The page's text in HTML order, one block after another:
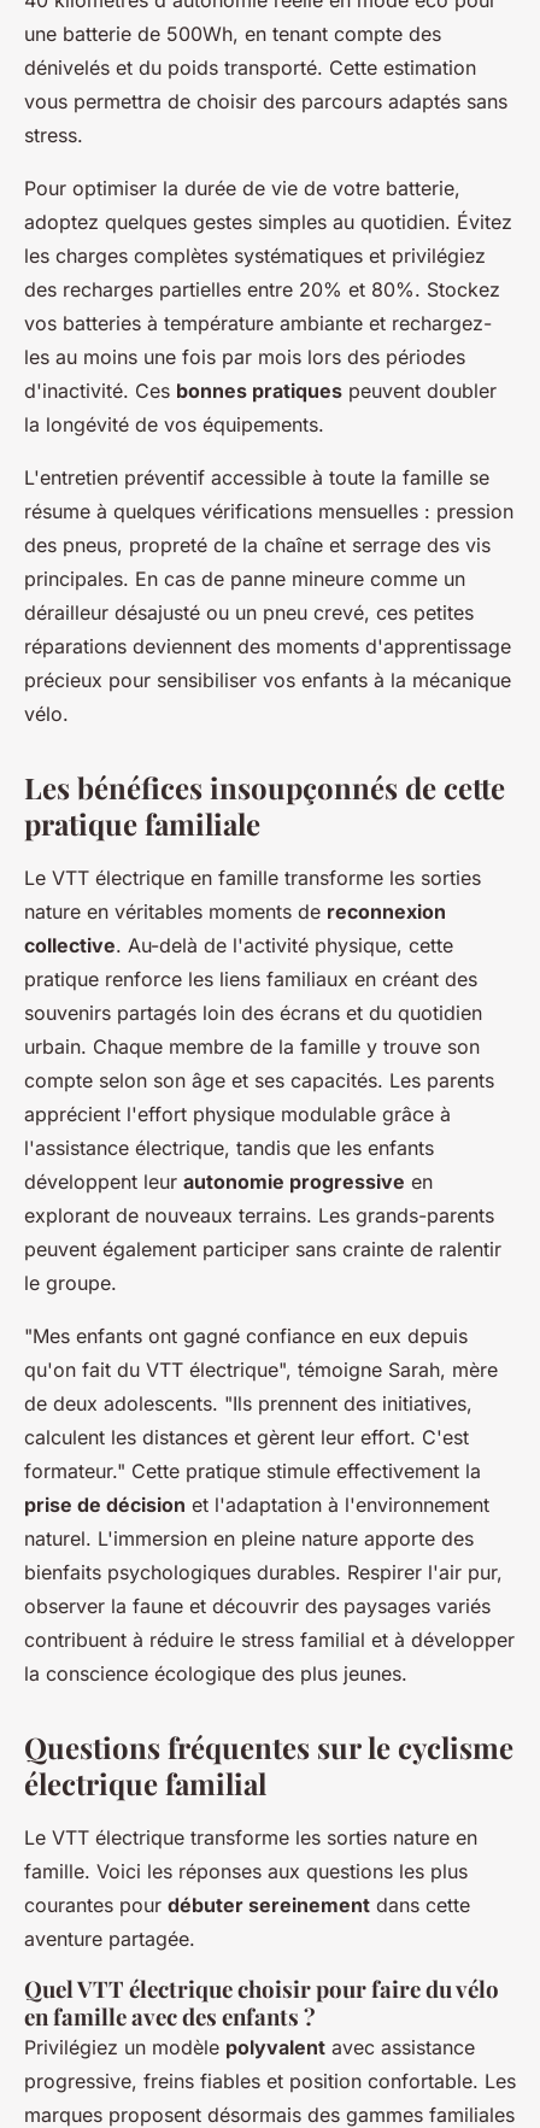
une batterie de 500Wh, en tenant compte des
dénivelés et du poids transporté. Cette estimation
vous permettra de choisir des parcours adaptés sans
stress.
Pour optimiser la durée de vie de votre batterie,
adoptez quelques gestes simples au quotidien. Évitez
les charges complètes systématiques et privilégiez
des recharges partielles entre 20% et 80%. Stockez
vos batteries à température ambiante et rechargez-
les au moins une fois par mois lors des périodes
d'inactivité. Ces bonnes pratiques peuvent doubler
la longévité de vos équipements.
L'entretien préventif accessible à toute la famille se
résume à quelques vérifications mensuelles : pression
des pneus, propreté de la chaîne et serrage des vis
principales. En cas de panne mineure comme un
dérailleur désajusté ou un pneu crevé, ces petites
réparations deviennent des moments d'apprentissage
précieux pour sensibiliser vos enfants à la mécanique
vélo.
Les bénéfices insoupçonnés de cette
pratique familiale
Le VTT électrique en famille transforme les sorties
nature en véritables moments de reconnexion
collective. Au-delà de l'activité physique, cette
pratique renforce les liens familiaux en créant des
souvenirs partagés loin des écrans et du quotidien
urbain. Chaque membre de la famille y trouve son
compte selon son âge et ses capacités. Les parents
apprécient l'effort physique modulable grâce à
l'assistance électrique, tandis que les enfants
développent leur autonomie progressive en
explorant de nouveaux terrains. Les grands-parents
peuvent également participer sans crainte de ralentir
le groupe.
"Mes enfants ont gagné confiance en eux depuis
qu'on fait du VTT électrique", témoigne Sarah, mère
de deux adolescents. "Ils prennent des initiatives,
calculent les distances et gèrent leur effort. C'est
formateur." Cette pratique stimule effectivement la
prise de décision et l'adaptation à l'environnement
naturel. L'immersion en pleine nature apporte des
bienfaits psychologiques durables. Respirer l'air pur,
observer la faune et découvrir des paysages variés
contribuent à réduire le stress familial et à développer
la conscience écologique des plus jeunes.
Questions fréquentes sur le cyclisme
électrique familial
Le VTT électrique transforme les sorties nature en
famille. Voici les réponses aux questions les plus
courantes pour débuter sereinement dans cette
aventure partagée.
Quel VTT électrique choisir pour faire du vélo
en famille avec des enfants ?
Privilégiez un modèle polyvalent avec assistance
progressive, freins fiables et position confortable. Les
marques proposent désormais des gammes familiales